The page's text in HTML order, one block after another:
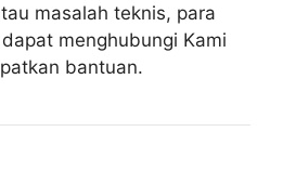
masalah teknis, para
menghubungi Kami
bantuan.